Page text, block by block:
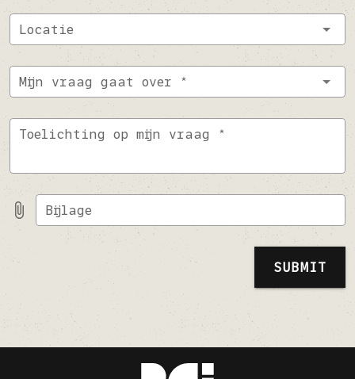
Locatie
Mijn vraag gaat over *
Toelichting op mijn vraag *
Bijlage
SUBMIT